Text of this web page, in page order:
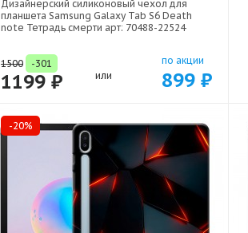
Дизайнерский силиконовый чехол для
планшета Samsung Galaxy Tab S6 Death
note Тетрадь смерти арт: 70488-22524
1500 -301
1199 ₽ или
по акции
899 ₽
-20%